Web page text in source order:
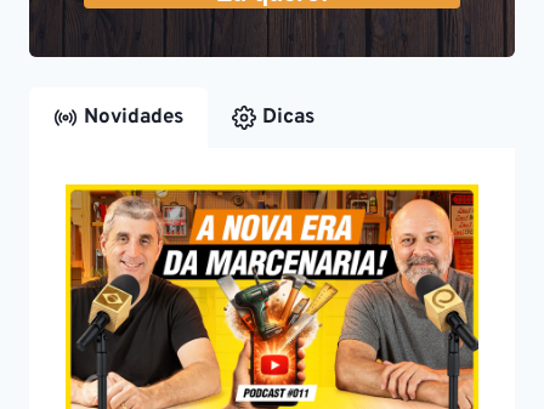
Novidades Dicas